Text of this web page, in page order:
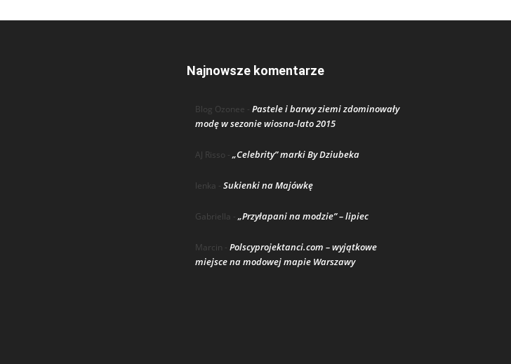
Najnowsze komentarze
Blog Ozonee - Pastele i barwy ziemi zdominowały
modę w sezonie wiosna-lato 2015
AJ Risso - „Celebrity” marki By Dziubeka
lenka - Sukienki na Majówkę
Gabriella - „Przyłapani na modzie” – lipiec
Marcin - Polscyprojektanci.com – wyjątkowe
miejsce na modowej mapie Warszawy